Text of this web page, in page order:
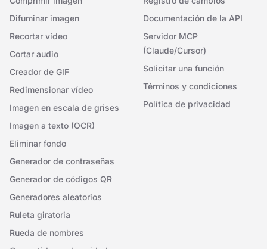
Difuminar imagen
Recortar vídeo
Cortar audio
Creador de GIF
Redimensionar vídeo
Imagen en escala de grises
Imagen a texto (OCR)
Eliminar fondo
Generador de contraseñas
Generador de códigos QR
Generadores aleatorios
Ruleta giratoria
Rueda de nombres
Documentación de la API
Servidor MCP
(Claude/Cursor)
Solicitar una función
Términos y condiciones
Política de privacidad